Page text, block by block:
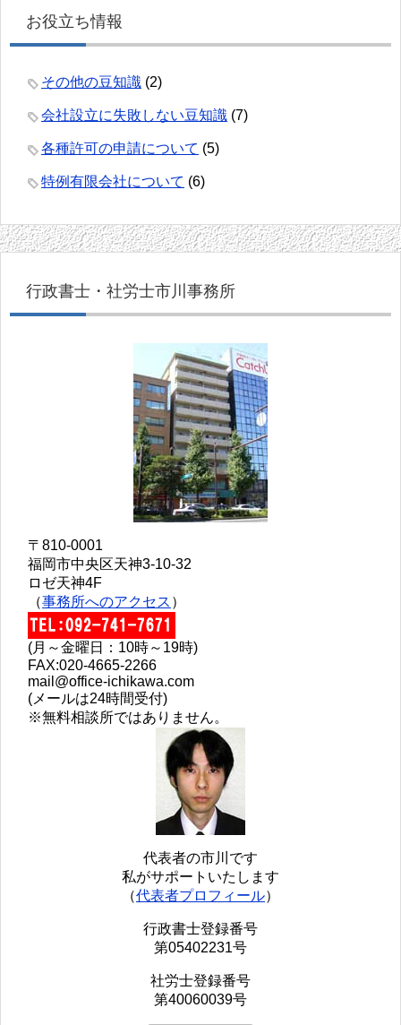
お役立ち情報
その他の豆知識 (2)
会社設立に失敗しない豆知識 (7)
各種許可の申請について (5)
特例有限会社について (6)
行政書士・社労士市川事務所
〒810-0001
福岡市中央区天神3-10-32
ロゼ天神4F
（事務所へのアクセス ）
(月～金曜日：10時～19時)
FAX:020-4665-2266
mail@office-ichikawa.com
(メールは24時間受付)
※無料相談所ではありません。
代表者の市川です
私がサポートいたします
（代表者プロフィール）
行政書士登録番号
第05402231号
社労士登録番号
第40060039号